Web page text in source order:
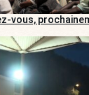
vous,